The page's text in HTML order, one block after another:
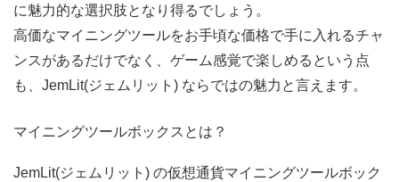
に魅力的な選択肢となり得るでしょう。
高価なマイニングツールをお手頃な価格で手に入れるチャ
ンスがあるだけでなく、ゲーム感覚で楽しめるという点
も、JemLit(ジェムリット) ならではの魅力と言えます。
マイニングツールボックスとは？
JemLit(ジェムリット) の仮想通貨マイニングツールボック